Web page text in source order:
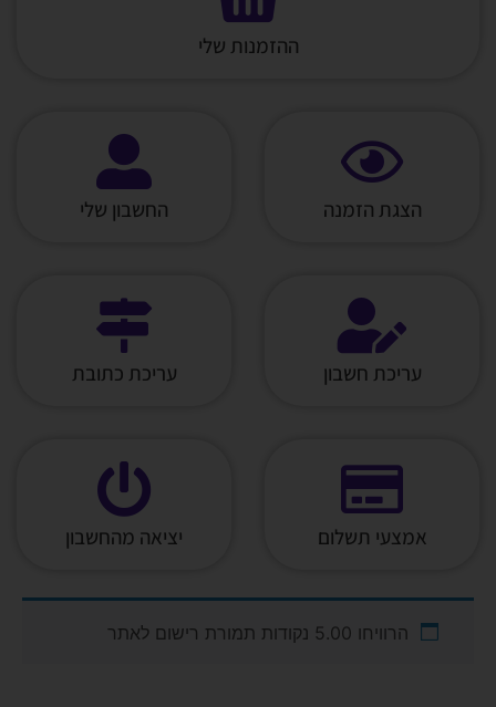
ההזמנות שלי
הצגת הזמנה החשבון שלי
עריכת חשבון עריכת כתובת
אמצעי תשלום יציאה מהחשבון
הרוויחו 5.00 נקודות תמורת רישום לאתר